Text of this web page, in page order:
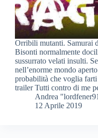
Orribili mutanti. Samurai
Bisonti normalmente
sussurrato velati insulti.
nell’enorme mondo
probabilità che voglia
trailer Tutti contro di me
Andrea
12 Aprile 2019